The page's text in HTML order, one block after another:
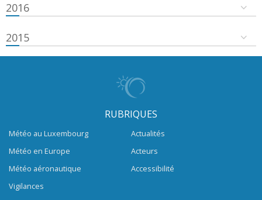
2016
2015
RUBRIQUES
Météo au Luxembourg
Météo en Europe
Météo aéronautique
Vigilances
Actualités
Acteurs
Accessibilité